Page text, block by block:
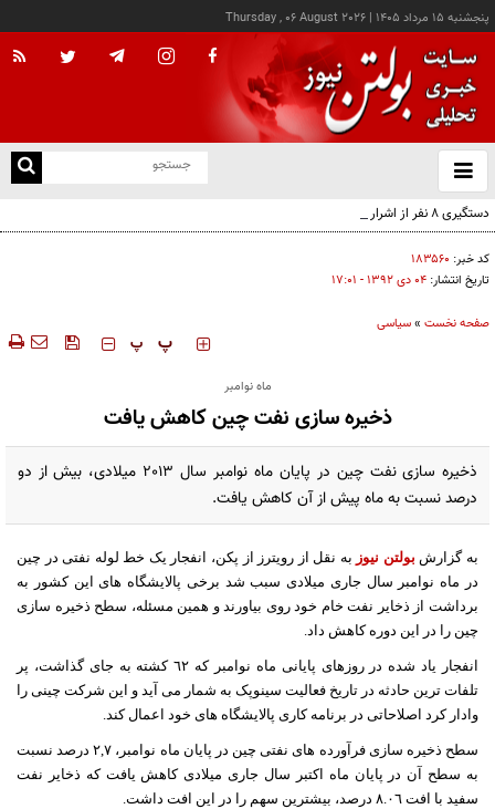
پنجشنبه ۱۵ مرداد ۱۴۰۵ |
Thursday , 06 August 2026
باز
و
دستگیری ۸ نفر از اشرار مسلح شاخص و مرتبطین گروهک‌های تروریستی
کد خبر: ۱۸۳۵۶۰
تاریخ انتشار: ۰۴ دی ۱۳۹۲ - ۱۷:۰۱
صفحه نخست »سیاسی
‍‍‍ پ پ
ماه نوامبر
ذخیره سازی نفت چین کاهش یافت
ذخیره سازی نفت چین در پایان ماه نوامبر سال ٢٠١٣ میلادی، بیش از دو
درصد نسبت به ماه پیش از آن کاهش یافت.
به گزارش بولتن نیوز به نقل از رویترز از پکن، انفجار یک خط لوله نفتی در چین
در ماه نوامبر سال جاری میلادی سبب شد برخی پالایشگاه های این کشور به
برداشت از ذخایر نفت خام خود روی بیاورند و همین مسئله، سطح ذخیره سازی
چین را در این دوره کاهش داد.
انفجار یاد شده در روزهای پایانی ماه نوامبر که ٦٢ کشته به جای گذاشت، پر
تلفات ترین حادثه در تاریخ فعالیت سینوپک به شمار می آید و این شرکت چینی را
وادار کرد اصلاحاتی در برنامه کاری پالایشگاه های خود اعمال کند.
سطح ذخیره سازی فرآورده های نفتی چین در پایان ماه نوامبر، ٢,٧ درصد نسبت
به سطح آن در پایان ماه اکتبر سال جاری میلادی کاهش یافت که ذخایر نفت
سفید با افت ٨.٠٦ درصد، بیشترین سهم را در این افت داشت.